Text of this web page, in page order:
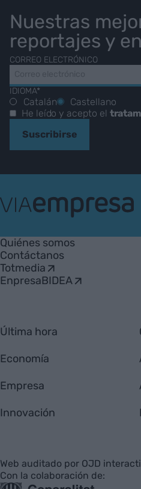
Nuestras
reportajes y
CORREO ELECTRÓNICO
IDIOMA*
Catalán
Castellano
He leído y acepto el
Suscribirse
Empresa
Quiénes somos
Contáctanos
Totmedia
EnpresaBIDEA
Última hora
Economía
Empresa
Innovación
Web auditado por OJD
Con la colaboración de: